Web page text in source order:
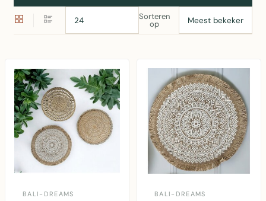
Sorteren
op
BALI-DREAMS BALI-DREAMS